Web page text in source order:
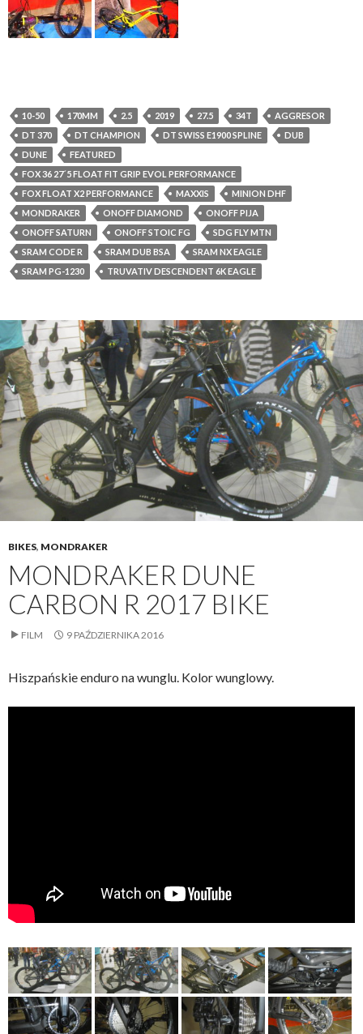
10-50 170MM 2.5 2019 27.5 34T
AGGRESOR
DT 370
DT CHAMPION DT SWISS E1900 SPLINE
DUB
DUNE
FEATURED
FOX 36 27´5 FLOAT FIT GRIP EVOL PERFORMANCE
FOX FLOAT X2 PERFORMANCE
MAXXIS
MINION DHF
MONDRAKER
ONOFF DIAMOND
ONOFF PIJA
ONOFF SATURN
ONOFF STOIC FG
SDG FLY MTN
SRAM CODE R
SRAM DUB BSA
SRAM NX EAGLE
SRAM PG-1230
TRUVATIV DESCENDENT 6K EAGLE
BIKES, MONDRAKER
MONDRAKER DUNE
CARBON R 2017 BIKE
FILM 9 PAŹDZIERNIKA 2016
Hiszpańskie enduro na wunglu. Kolor wunglowy.